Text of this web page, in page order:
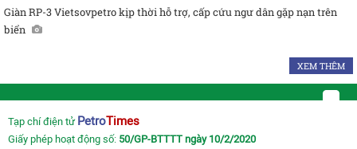
Giàn RP-3 Vietsovpetro kịp thời hỗ trợ, cấp cứu ngư dân gặp nạn trên
biển
XEM THÊM
Tạp chí điện tử PetroTimes
Giấy phép hoạt động số: 50/GP-BTTTT ngày 10/2/2020